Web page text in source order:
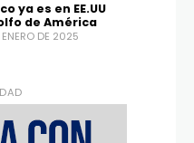
ya es en EE.UU
de América
DE 2025